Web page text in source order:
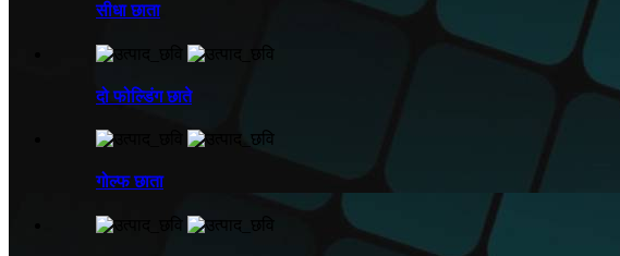
सीधा छाता
दो फोल्डिंग छाते
गोल्फ छाता